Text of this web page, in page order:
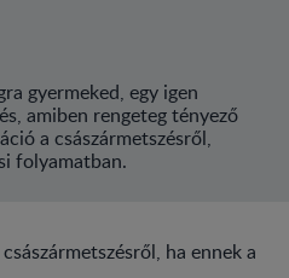
gyermeked, egy igen
amiben rengeteg tényező
a császármetszésről,
folyamatban.
ha ennek a